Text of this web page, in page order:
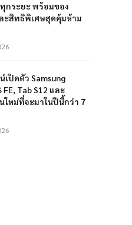
กระยะ พร้อมของ
สิทธิพิเศษสุดคุ้มห้าม
เปิดตัว Samsung
FE, Tab S12 และ
นใหม่ที่จะมาในปีนี้กว่า 7